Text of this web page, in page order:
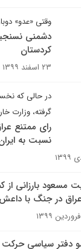
وقتی «عدو»
دشمنی
کردستان
۲۳ اسفند ۱۳۹۹
در حالی که
گرفته، وزارت
رای ممتنع
نسبت به
مسعود بارزانی
در جنگ با داعش
دفتر سیاسی حرکت